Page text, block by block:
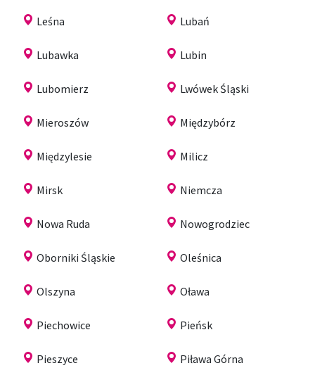
Leśna Lubań
Lubawka Lubin
Lubomierz Lwówek Śląski
Mieroszów Międzybórz
Międzylesie Milicz
Mirsk Niemcza
Nowa Ruda Nowogrodziec
Oborniki Śląskie Oleśnica
Olszyna Oława
Piechowice Pieńsk
Pieszyce Piława Górna